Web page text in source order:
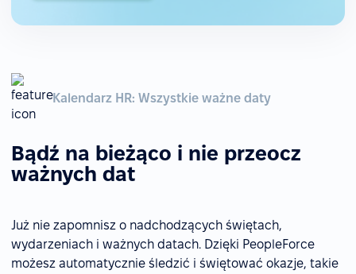
Kalendarz HR: Wszystkie ważne daty
Bądź na bieżąco i nie przeocz
ważnych dat
Już nie zapomnisz o nadchodzących świętach,
wydarzeniach i ważnych datach. Dzięki PeopleForce
możesz automatycznie śledzić i świętować okazje, takie